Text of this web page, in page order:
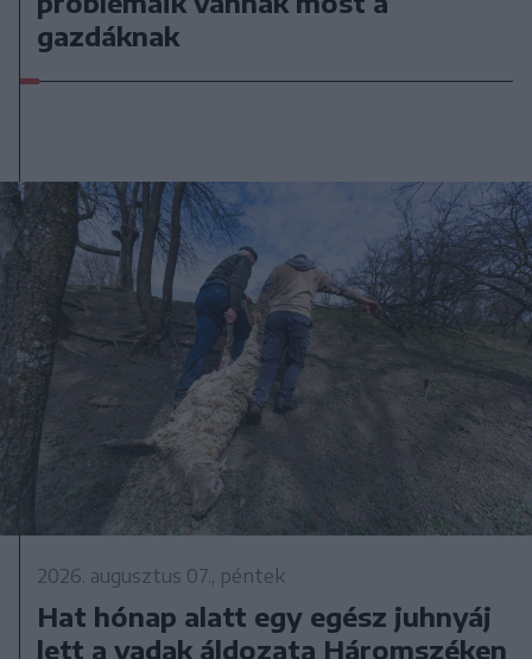
gazdáknak
2026. augusztus 07., péntek
Hat hónap alatt egy egész juhnyáj
lett a vadak áldozata Háromszéken